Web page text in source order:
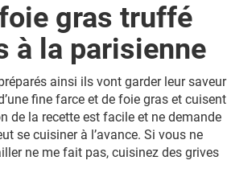
gras truffé
à la parisienne
ainsi ils vont garder leur saveur
fine farce et de foie gras et cuisent
de la recette est facile et ne demande
se cuisiner à l’avance. Si vous ne
ne me fait pas, cuisinez des grives